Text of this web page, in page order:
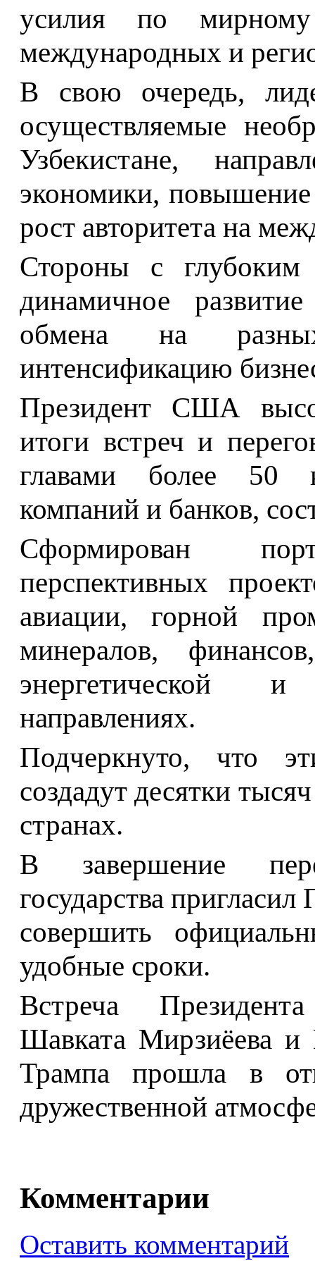
усилия по мирному
международных и
В свою очередь,
осуществляемые
Узбекистане,
экономики, повышение
рост авторитета на
Стороны с глубоким
динамичное
обмена на
интенсификацию
Президент США
итоги встреч и
главами более 50
компаний и банков,
Cформирован
перспективных
авиации, горной
минералов,
энергетической
направлениях.
Подчеркнуто, что
создадут десятки
странах.
В завершение
государства
совершить
удобные сроки.
Встреча
Шавката Мирзиёева
Трампа прошла в
дружественной
Комментарии
Оставить комментарий